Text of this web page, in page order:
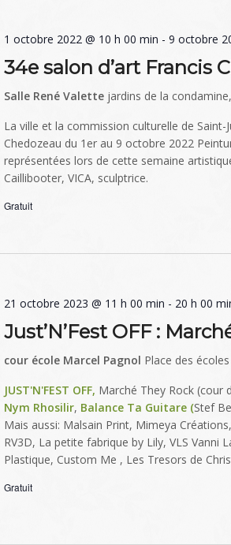
1 octobre 2022 @ 10 h 00 min -9 octobre
34e salon d’art Francis
Salle René Valette jardins de la
La ville et la commission culturelle de
Chedozeau du 1er au 9 octobre 2022
représentées lors de cette semaine
Caillibooter, VICA, sculptrice.
Gratuit
21 octobre 2023 @ 11 h 00 min - 20 h 00
Just’N’Fest OFF :
cour école Marcel Pagnol Place des écoles
JUST'N'FEST OFF, Marché They Rock (cour
Nym Rhosilir, Balance Ta Guitare (Stef
Mais aussi: Malsain Print, Mimeya
RV3D, La petite fabrique by Lily, VLS Vanni
Plastique, Custom Me , Les Tresors de
Gratuit